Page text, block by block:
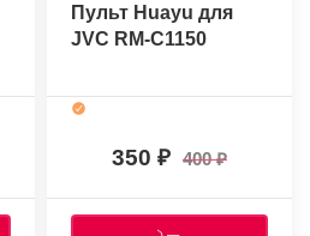
Пульт Huayu для
JVC RM-C1150
350 400